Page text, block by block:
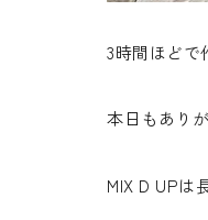
3時間ほどで
本日もあり
MIX D UPは